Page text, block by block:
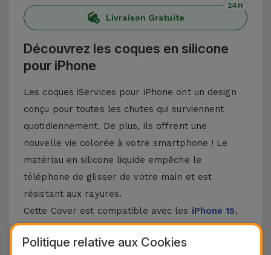
Livraison Gratuite
24H
Découvrez les coques en silicone
pour iPhone
Les coques iServices pour iPhone ont un design
conçu pour toutes les chutes qui surviennent
quotidiennement. De plus, ils offrent une
nouvelle vie colorée à votre smartphone ! Le
matériau en silicone liquide empêche le
téléphone de glisser de votre main et est
résistant aux rayures.
Cette Cover est compatible avec les iPhone 15,
14, 13, 12, entre autres, ainsi qu'avec le modèle le
plus populaire d'Apple, l'iPhone 16et
Politique relative aux Cookies